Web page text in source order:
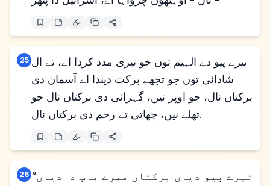
25 تیرے پیو دے الہیم توں جو تیری مدد کردا اے، تے ال
شادائی توں جو تجھے برکت دیندا اے آسمان دی
برکتاں نال، جو اوپر نیں، گہرائی دی برکتاں نال جو
تھلے نیں، چھاتی تے رحم دی برکتاں نال.
26 “تیرے پیو دیاں برکتاں میرے باپ دادیاں